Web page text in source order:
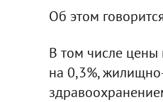
Об этом
В том числе цены
на 0,3%,